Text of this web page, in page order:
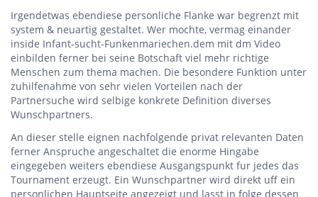
Irgendetwas ebendiese personliche Flanke war begrenzt mit
system & neuartig gestaltet. Wer mochte, vermag einander
inside Infant-sucht-Funkenmariechen.dem mit dm Video
einbilden ferner bei seine Botschaft viel mehr richtige
Menschen zum thema machen. Die besondere Funktion unter
zuhilfenahme von sehr vielen Vorteilen nach der
Partnersuche wird selbige konkrete Definition diverses
Wunschpartners.
An dieser stelle eignen nachfolgende privat relevanten Daten
ferner Anspruche angeschaltet die enorme Hingabe
eingegeben weiters ebendiese Ausgangspunkt fur jedes das
Tournament erzeugt. Ein Wunschpartner wird direkt uff ein
personlichen Hauptseite angezeigt und lasst in folge dessen